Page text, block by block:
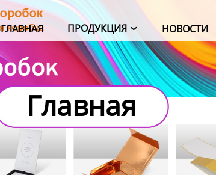
ГЛАВНАЯ ПРОДУКЦИЯ  НОВОСТИ
Главная